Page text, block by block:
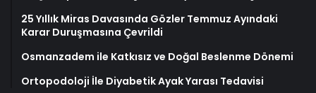
25 Yıllık Miras Davasında Gözler Temmuz Ayındaki
Karar Duruşmasına Çevrildi
Osmanzadem ile Katkısız ve Doğal Beslenme Dönemi
Ortopodoloji İle Diyabetik Ayak Yarası Tedavisi